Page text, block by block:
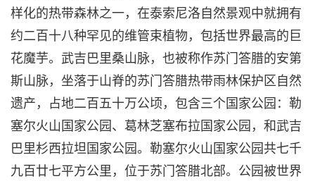
样化的热带森林之一，在泰索尼洛自然景观中就拥有
约二百十八种罕见的维管束植物，包括世界最高的巨
花魔芋。武吉巴里桑山脉，也被称作苏门答腊的安第
斯山脉，坐落于山脊的苏门答腊热带雨林保护区自然
遗产，占地二百五十万公顷，包含三个国家公园：勒
塞尔火山国家公园、葛林芝塞布拉国家公园，和武吉
巴里杉西拉坦国家公园。勒塞尔火山国家公园共七千
九百廿七平方公里，位于苏门答腊北部。公园被世界